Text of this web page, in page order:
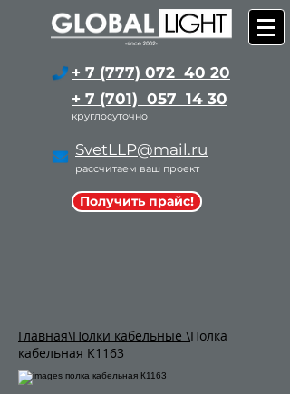
+ 7 (777) 072 40 20
+ 7 (701) 057 14 30
круглосуточно
SvetLLP@mail.ru
рассчитаем ваш проект
Получить прайс!
Главная\Полки кабельные \Полка
кабельная К1163